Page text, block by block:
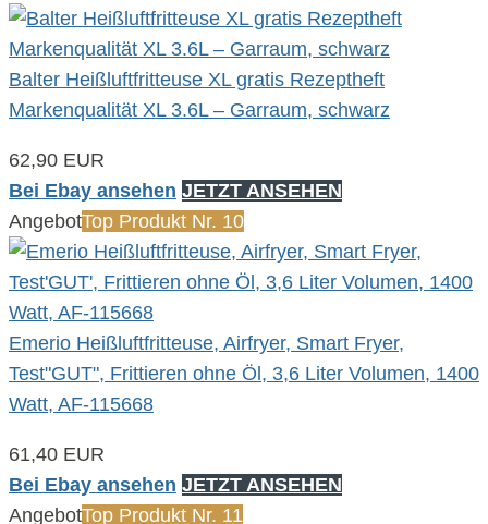
Balter Heißluftfritteuse XL gratis Rezeptheft
Markenqualität XL 3.6L – Garraum, schwarz
62,90 EUR
Bei Ebay ansehen JETZT ANSEHEN
AngebotTop Produkt Nr. 10
Emerio Heißluftfritteuse, Airfryer, Smart Fryer,
Test"GUT", Frittieren ohne Öl, 3,6 Liter Volumen, 1400
Watt, AF-115668
61,40 EUR
Bei Ebay ansehen JETZT ANSEHEN
AngebotTop Produkt Nr. 11